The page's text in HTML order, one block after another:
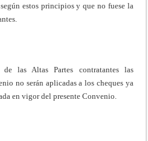
estos principios y que no fuese la
las Altas Partes contratantes las
no serán aplicadas a los cheques ya
en vigor del presente Convenio.